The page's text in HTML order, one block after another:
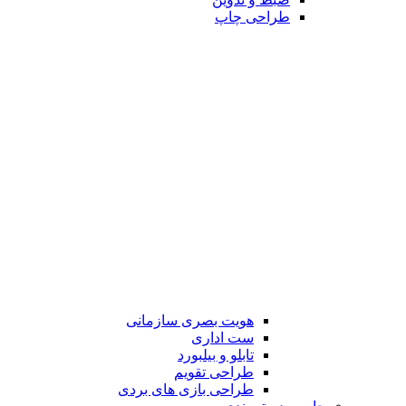
طراحی چاپ
هویت بصری سازمانی
ست اداری
تابلو و بیلبورد
طراحی تقویم
طراحی بازی های بردی